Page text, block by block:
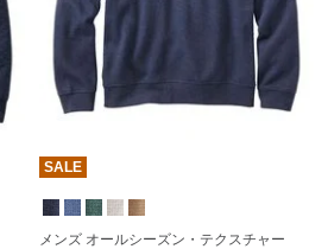
SALE
メンズ オールシーズン・テクスチャー